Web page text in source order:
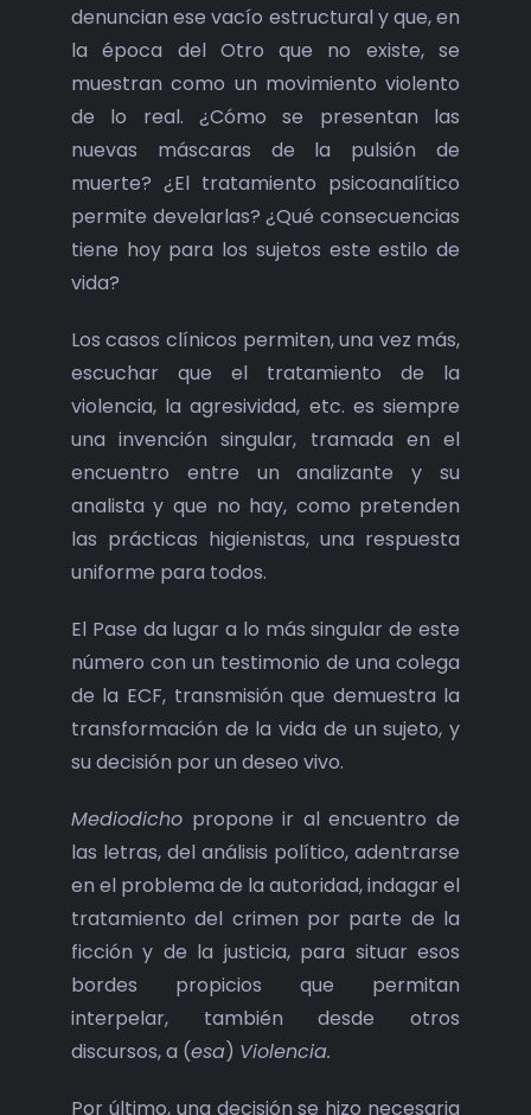
denuncian ese vacío estructural y que, en
la época del Otro que no existe, se
muestran como un movimiento violento
de lo real. ¿Cómo se presentan las
nuevas máscaras de la pulsión de
muerte? ¿El tratamiento psicoanalítico
permite develarlas? ¿Qué consecuencias
tiene hoy para los sujetos este estilo de
vida?
Los casos clínicos permiten, una vez más,
escuchar que el tratamiento de la
violencia, la agresividad, etc. es siempre
una invención singular, tramada en el
encuentro entre un analizante y su
analista y que no hay, como pretenden
las prácticas higienistas, una respuesta
uniforme para todos.
El Pase da lugar a lo más singular de este
número con un testimonio de una colega
de la ECF, transmisión que demuestra la
transformación de la vida de un sujeto, y
su decisión por un deseo vivo.
Mediodichopropone ir al encuentro de
las letras, del análisis político, adentrarse
en el problema de la autoridad, indagar el
tratamiento del crimen por parte de la
ficción y de la justicia, para situar esos
bordes propicios que permitan
interpelar, también desde otros
discursos, a (esa) Violencia.
Por último, una decisión se hizo necesaria